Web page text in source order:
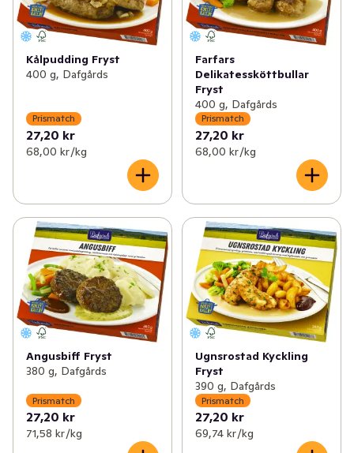
Kålpudding Fryst
400 g, Dafgårds
Prismatch
27,20 kr
68,00 kr /kg
Farfars
Delikatessköttbullar
Fryst
400 g, Dafgårds
Prismatch
27,20 kr
68,00 kr /kg
Angusbiff Fryst
380 g, Dafgårds
Prismatch
27,20 kr
71,58 kr /kg
Ugnsrostad Kyckling
Fryst
390 g, Dafgårds
Prismatch
27,20 kr
69,74 kr /kg